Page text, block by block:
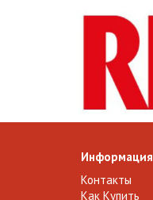
Информация
Контакты
Как Купить